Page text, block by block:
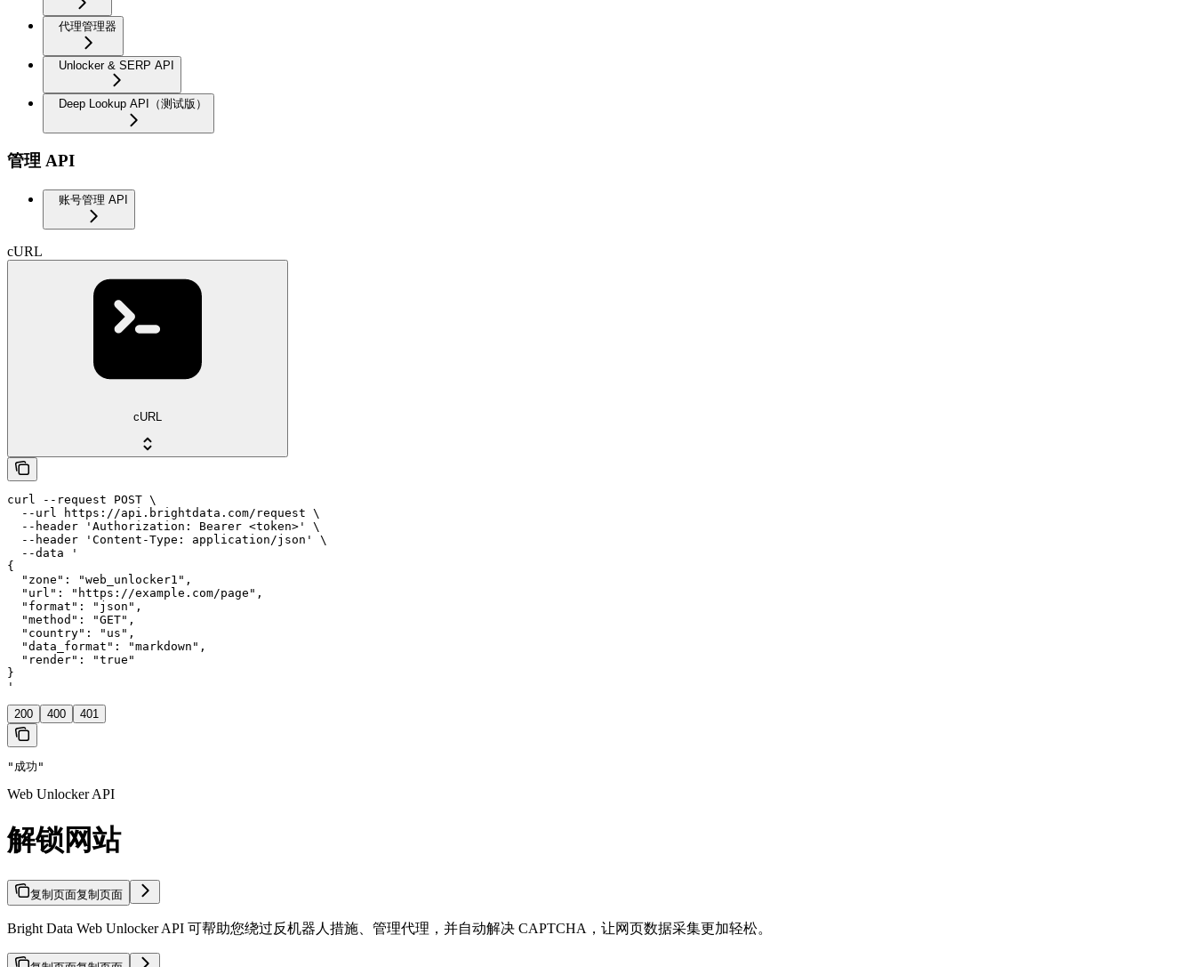
代理管理器
Unlocker & SERP API
Deep Lookup API（测试版）
管理 API
账号管理 API
cURL
cURL
curl --request POST \
  --url https://api.brightdata.com/request \
  --header 'Authorization: Bearer <token>' \
  --header 'Content-Type: application/json' \
  --data '
{
  "zone": "web_unlocker1",
  "url": "https://example.com/page",
  "format": "json",
  "method": "GET",
  "country": "us",
  "data_format": "markdown",
  "render": "true"
}
'
200 400 401
"成功"
Web Unlocker API
解锁网站
复制页面复制页面
Bright Data Web Unlocker API 可帮助您绕过反机器人措施、管理代理，并自动解决 CAPTCHA，让网页数据采集更加轻松。